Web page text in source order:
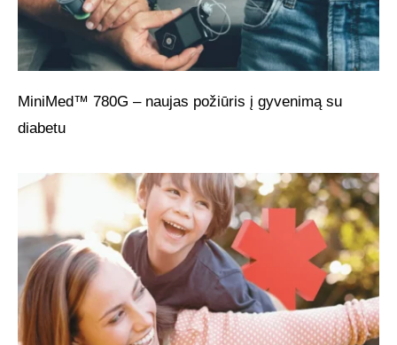
MiniMed™ 780G – naujas požiūris į gyvenimą su
diabetu